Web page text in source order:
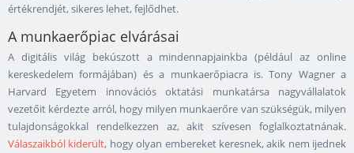
értékrendjét, sikeres lehet, fejlődhet.
A munkaerőpiac elvárásai
A digitális világ bekúszott a mindennapjainkba (például az online
kereskedelem formájában) és a munkaerőpiacra is. Tony Wagner a
Harvard Egyetem innovációs oktatási munkatársa nagyvállalatok
vezetőit kérdezte arról, hogy milyen munkaerőre van szükségük, milyen
tulajdonságokkal rendelkezzen az, akit szívesen foglalkoztatnának.
Válaszaikból kiderült, hogy olyan embereket keresnek, akik nem ijednek